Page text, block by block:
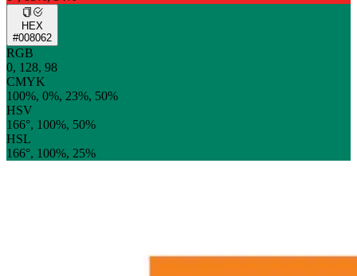
HEX
#008062
RGB
0, 128, 98
CMYK
100%, 0%, 23%, 50%
HSV
166°, 100%, 50%
HSL
166°, 100%, 25%